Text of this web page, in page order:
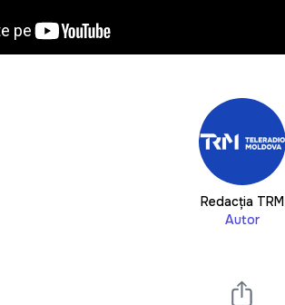
Redacția TRM
Autor